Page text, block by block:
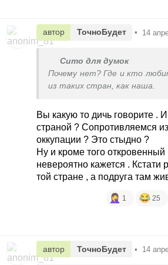
автор ТочноБудет • 14
Сито для думок
Почему нет? Где и кто
из таких стран, как наша.
Вы какую то дичь говорите .
страной ? Сопротивляемся
оккупации ? Это стыдно ?
Ну и кроме того откровенный
невероятно кажется . Кстати
той стране , а подруга там
1 25
автор ТочноБудет • 14